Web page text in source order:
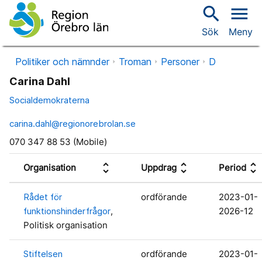
search
Sök
menu
Meny
Politiker och nämnder Troman Personer D
Carina Dahl
Socialdemokraterna
carina.dahl@regionorebrolan.se
070 347 88 53 (Mobile)
Organisation unfold_more Uppdrag unfold_more Period unfold_more
Rådet för
funktionshinderfrågor,
Politisk organisation
ordförande
2023-01-
2026-12
Stiftelsen
ordförande
2023-01-